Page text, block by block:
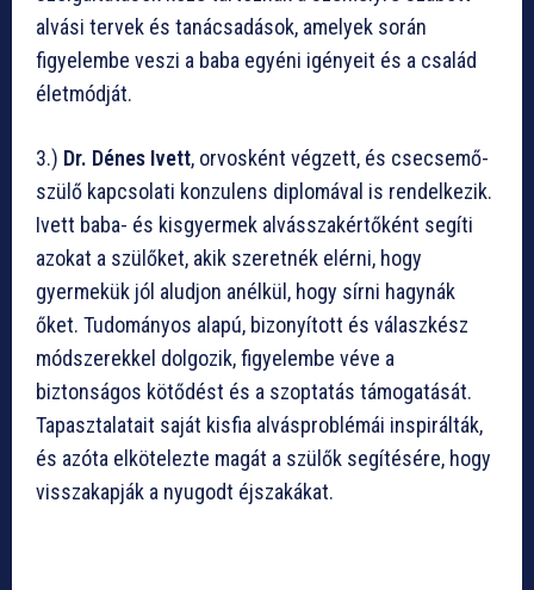
alvási tervek és tanácsadások, amelyek során
figyelembe veszi a baba egyéni igényeit és a család
életmódját.
3.) Dr. Dénes Ivett, orvosként végzett, és csecsemő-
szülő kapcsolati konzulens diplomával is rendelkezik.
Ivett baba- és kisgyermek alvásszakértőként segíti
azokat a szülőket, akik szeretnék elérni, hogy
gyermekük jól aludjon anélkül, hogy sírni hagynák
őket. Tudományos alapú, bizonyított és válaszkész
módszerekkel dolgozik, figyelembe véve a
biztonságos kötődést és a szoptatás támogatását.
Tapasztalatait saját kisfia alvásproblémái inspirálták,
és azóta elkötelezte magát a szülők segítésére, hogy
visszakapják a nyugodt éjszakákat.